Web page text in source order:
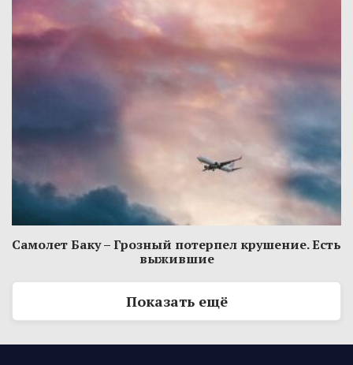
Самолет Баку – Грозный потерпел крушение. Есть
выжившие
Показать ещё